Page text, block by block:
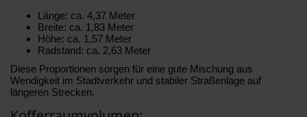
Länge: ca. 4,37 Meter
Breite: ca. 1,83 Meter
Höhe: ca. 1,57 Meter
Radstand: ca. 2,63 Meter
Diese Proportionen sorgen für eine gute Mischung aus
Wendigkeit im Stadtverkehr und stabiler Straßenlage auf
längeren Strecken.